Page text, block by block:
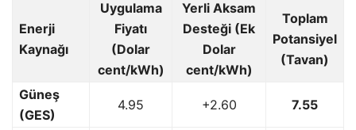
Enerji
Kaynağı
Uygulama
Fiyatı
(Dolar
cent/kWh)
Yerli Aksam
Desteği (Ek
Dolar
cent/kWh)
Toplam
Potansiyel
(Tavan)
Güneş
(GES)
4.95 +2.60 7.55